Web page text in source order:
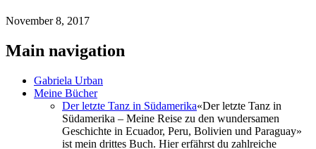
November 8, 2017
Main navigation
Gabriela Urban
Meine Bücher
Der letzte Tanz in Südamerika«Der letzte Tanz in
Südamerika – Meine Reise zu den wundersamen
Geschichte in Ecuador, Peru, Bolivien und Paraguay»
ist mein drittes Buch. Hier erfährst du zahlreiche